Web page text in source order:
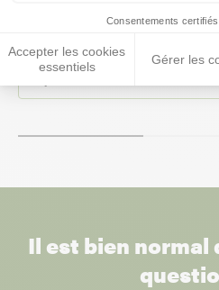
Consentements
Accepter les cookies
essentiels
Gérer les
Pompe à eau pour aquarium
poisson Easyflux 600 -
22,60 €
Il est bien normal